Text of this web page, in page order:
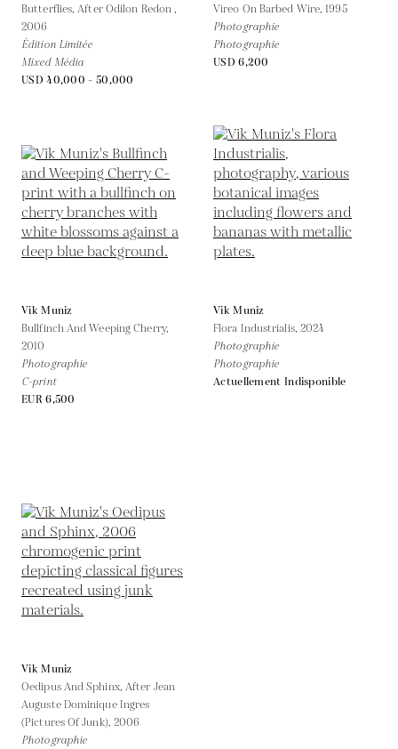
Butterflies, After Odilon Redon ,
2006
Édition Limitée
Mixed Média
USD 40,000 - 50,000
Vireo On Barbed Wire,1995
Photographie
Photographie
USD 6,200
Vik Muniz
Bullfinch And Weeping Cherry,
2010
Photographie
C-print
EUR 6,500
Vik Muniz
Flora Industrialis, 2024
Photographie
Photographie
Actuellement Indisponible
Vik Muniz
Oedipus And Sphinx, After Jean
Auguste Dominique Ingres
(Pictures Of Junk), 2006
Photographie